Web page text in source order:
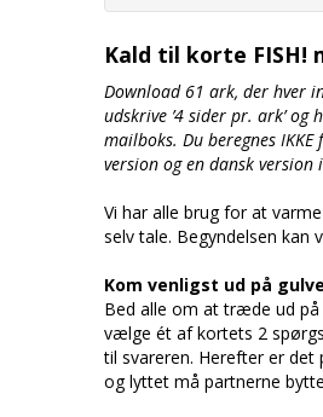
Kald til korte FISH!
Download 61 ark, der hver
udskrive ’4 sider pr. ark’
mailboks. Du beregnes
version og en dansk version
Vi har alle brug for at
selv tale. Begyndelsen
Kom venligst ud på
Bed alle om at træde ud
vælge ét af kortets 2
til svareren. Herefter er
og lyttet må partnerne